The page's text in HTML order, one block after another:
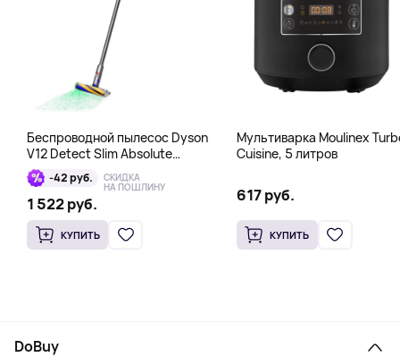
Беспроводной пылесос Dyson
V12 Detect Slim Absolute
Yellow/Nickel, серый
-42 руб. СКИДКА
НА ПОШЛИНУ
1 522 руб.
КУПИТЬ
Мультиварка Moulinex
Cuisine, 5 литров
617 руб.
КУПИТЬ
DoBuy